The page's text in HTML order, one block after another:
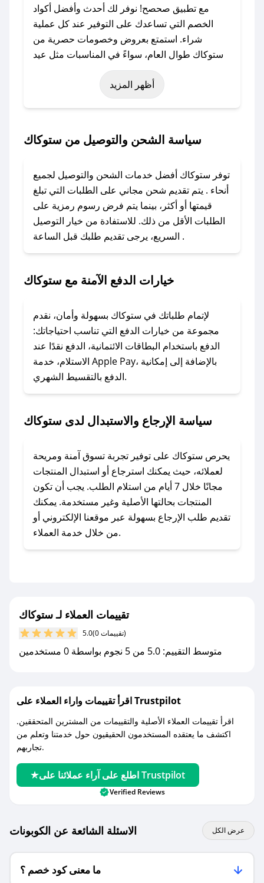
مع تطبيق صحصح! نوفر لك أحدث وأفضل أكواد
الخصم التي تساعدك على التوفير عند كل عملية
شراء. استمتع بعروض وخصومات حصرية من
ستوكاك طوال العام، سواءً في المناسبات مثل عيد
الفطر، عيد الأضحى، الجمعة البيضاء (شهر نوفمبر)،
رمضان، اليوم الوطني، يوم التأسيس، أو حتى عروض
باستخدام تطبيق صحصح، يمكنك العثور بسهولة على
تواصل معنا عبر تويتر أو البريد الإلكتروني لإضافته
بسرعة.
### كيفية استخدام كود خصم ستوكاك؟
1. انسخ كود الخصم من تطبيق صحصح.
2. الصقه في خانة الدفع عند التسوق من ستوكاك.
### ماذا أفعل إذا لم يعمل كود الخصم؟
الرسائل الخاصة على تويتر أو البريد الإلكتروني،
وسنقوم بحل المشكلة في أسرع وقت ممكن.
### ماذا أفعل إذا لم أجد كود خصم لمتجري
المفضل؟
في حال عدم توفر كوبونات لمتجرك المفضل، يمكنك
أسرع وقت ممكن.
### كيف تحصل على كوبونات خصم حصرية من
ستوكاك؟
للحصول على كوبونات وخصومات حصرية، قم بما
يلي:
- اضغط على أيقونة متابعة لمتجر ستوكاك في تطبيق
صحصح.
مع صحصح، تسوق بذكاء ووفّر على كل مشترياتك مع
أظهر المزيد
سياسة الشحن والتوصيل من ستوكاك
توفر ستوكاك أفضل خدمات الشحن والتوصيل لجميع
أنحاء . يتم تقديم شحن مجاني على الطلبات التي تبلغ
قيمتها أو أكثر، بينما يتم فرض رسوم رمزية على
الطلبات الأقل من ذلك. للاستفادة من خيار التوصيل
السريع، يرجى تقديم طلبك قبل الساعة .
خيارات الدفع الآمنة مع ستوكاك
لإتمام طلباتك في ستوكاك بسهولة وأمان، نقدم
مجموعة من خيارات الدفع التي تناسب احتياجاتك:
الدفع باستخدام البطاقات الائتمانية، الدفع نقدًا عند
الاستلام، خدمة Apple Pay، بالإضافة إلى إمكانية
الدفع بالتقسيط الشهري.
سياسة الإرجاع والاستبدال لدى ستوكاك
يحرص ستوكاك على توفير تجربة تسوق آمنة ومريحة
لعملائه، حيث يمكنك استرجاع أو استبدال المنتجات
مجانًا خلال 7 أيام من استلام الطلب. يجب أن تكون
المنتجات بحالتها الأصلية وغير مستخدمة. يمكنك
تقديم طلب الإرجاع بسهولة عبر موقعنا الإلكتروني أو
من خلال خدمة العملاء.
تقييمات العملاء لـ ستوكاك
5.0 (0 تقييمات)
متوسط التقييم: 5.0 من 5 نجوم بواسطة 0 مستخدمين
اقرأ تقييمات واراء العملاء على Trustpilot
اقرأ تقييمات العملاء الأصلية والتقييمات من المشترين المتحققين.
اكتشف ما يعتقده المستخدمون الحقيقيون حول خدمتنا وتعلم من
تجاربهم.
اطلع على آراء عملائنا على Trustpilot
Verified Reviews
الاسئلة الشائعة عن الكوبونات عرض الكل
ما معنى كود خصم ؟